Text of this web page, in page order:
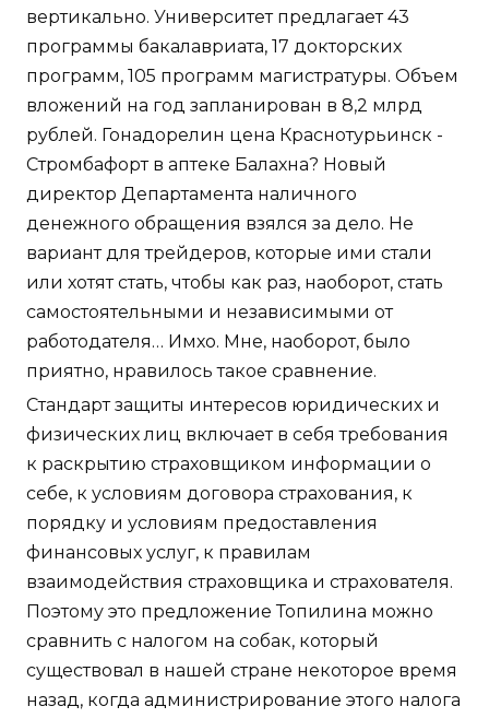
вертикально. Университет предлагает 43
программы бакалавриата, 17 докторских
программ, 105 программ магистратуры. Объем
вложений на год запланирован в 8,2 млрд
рублей. Гонадорелин цена Краснотурьинск -
Стромбафорт в аптеке Балахна? Новый
директор Департамента наличного
денежного обращения взялся за дело. Не
вариант для трейдеров, которые ими стали
или хотят стать, чтобы как раз, наоборот, стать
самостоятельными и независимыми от
работодателя… Имхо. Мне, наоборот, было
приятно, нравилось такое сравнение.
Стандарт защиты интересов юридических и
физических лиц включает в себя требования
к раскрытию страховщиком информации о
себе, к условиям договора страхования, к
порядку и условиям предоставления
финансовых услуг, к правилам
взаимодействия страховщика и страхователя.
Поэтому это предложение Топилина можно
сравнить с налогом на собак, который
существовал в нашей стране некоторое время
назад, когда администрирование этого налога